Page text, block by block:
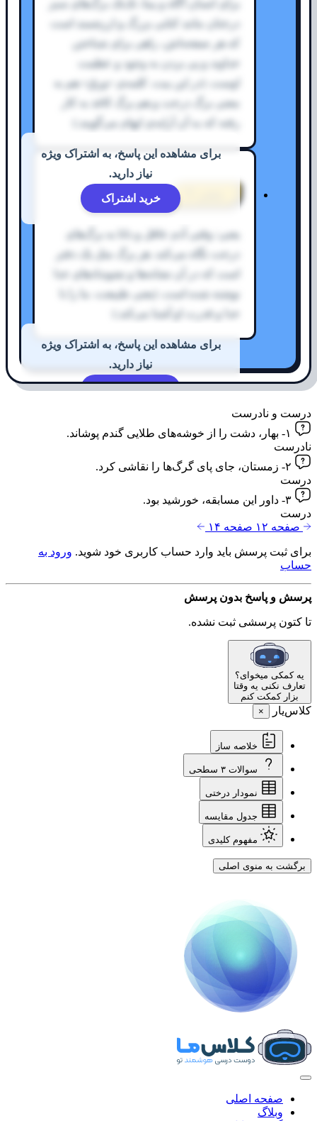
برای انسان آگاه و بینا، تک‌تک برگ‌های سبز
درختان مانند کتابی بزرگ و ارزشمند است
که هر صفحه‌اش، راهی برای شناختن
خداوند و پی بردن به وجود و عظمت
اوست. (در این بیت، کلمه‌ی «ورق» هم به
معنی برگ درخت و هم برگ کاغذ به کار
رفته که به آن آرایه‌ی ایهام می‌گویند.)
برای مشاهده این پاسخ، به اشتراک ویژه
نیاز دارید.
خرید اشتراک
یعنی: وقتی آدم عاقل و دانا به برگ‌های
درخت نگاه می‌کند، هر برگ مثل یک دفتر
است که در آن نشانه‌ها و نشوندادهای خدا
نوشته شده است. (یعنی طبیعت، ما را با
خدا و قدرت او آشنا می‌کند.)
برای مشاهده این پاسخ، به اشتراک ویژه
نیاز دارید.
خرید اشتراک
درست و نادرست
نادرست
درست
درست
صفحه ۱۲
صفحه ۱۴
برای ثبت پرسش باید وارد حساب کاربری خود شوید. ورود به
حساب
پرسش و پاسخ بدون پرسش
تا کتون پرسشی ثبت نشده.
یه کمکی میخوای؟
تعارف نکنی یه وقتا
بزار کمکت کنم
کلاس‌یار ×
خلاصه ساز
سوالات ۳ سطحی
نمودار درختی
جدول مقایسه
مفهوم کلیدی
برگشت به منوی اصلی
صفحه اصلی
وبلاگ